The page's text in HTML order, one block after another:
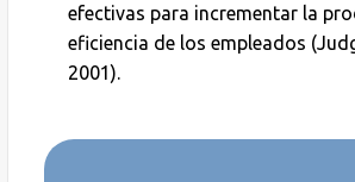
efectivas para incrementar la
eficiencia de los empleados
2001).